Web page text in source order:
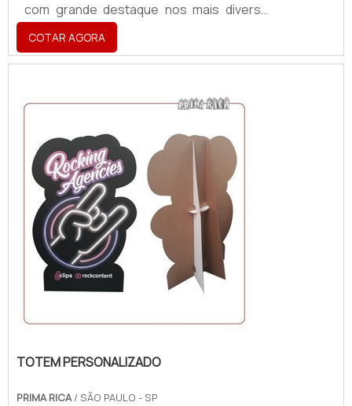
com grande destaque nos mais diversos
ambientes. Nesse sentido, é de suma
importância adquirir um totem
personalizado, com o objetivo de alinhar
valor e a missão de cada empresa.Como
destacar uma empresa, marca ou um
produto, o totem permite obter gra...
COTAR AGORA
TOTEM PERSONALIZADO
PRIMA RICA/ SÃO PAULO - SP